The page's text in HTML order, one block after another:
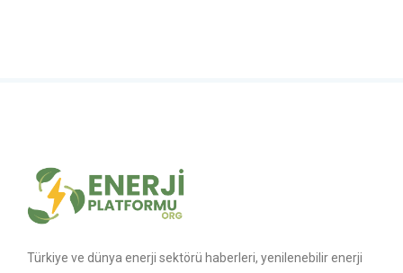
Türkiye ve dünya enerji sektörü haberleri, yenilenebilir enerji